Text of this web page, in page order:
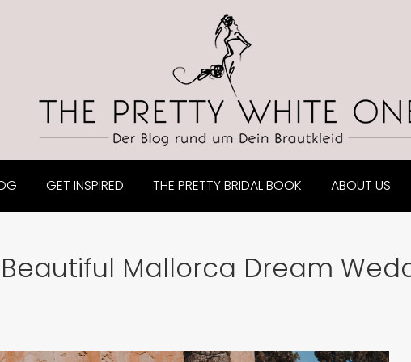
GET INSPIRED THE PRETTY BRIDAL BOOK ABOUT US
Beautiful Mallorca Dream